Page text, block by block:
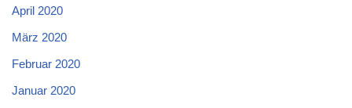
April 2020
März 2020
Februar 2020
Januar 2020